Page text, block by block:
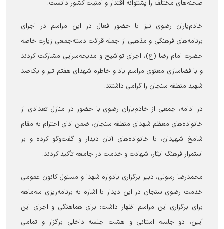
صحنه‌های مختلف را پشتوانه اقتدار و امنیت کشور دانست.
خادم‌یاران رضوی نیز با حضور فعال در این مراسم در اجرای
برنامه‌های فرهنگی و مذهبی از جمله قرائت دسته‌جمعی زیارت خاصه
حضرت امام رضا (ع)، اجرای تواشیح و مدیحه‌سرایی مشارکت کردند
و با فضاسازی معنوی مراسم یاد و خاطره شهدای هفتم تیر و یک‌صد
شهید منطقه سنجان را گرامی داشتند.
در ادامه، جمعی از خادم‌یاران رضوی با حضور در منازل تعدادی از
خانواده‌های معظم شهدای منطقه سنجان، ضمن ادای احترام به مقام
شامخ شهیدان، با خانواده‌های آنان دیدار و گفت‌وگو کرده و بر
استمرار فرهنگ ایثار، شهادت و خدمت در جامعه تأکید کردند.
محمدرضا رسولی، دبیر برگزاری یادواره شهدا و مسئول کانون عمومی
خدمت رضوی سنجان در این دیدار با اشاره به برنامه‌ریزی سه‌ماهه
برای برگزاری این مراسم اظهار داشت: برای هماهنگی و اجرای این
آیین، دو جلسه استانی و هشت جلسه داخلی برگزار و تمامی